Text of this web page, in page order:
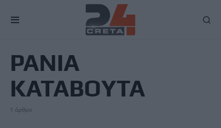
ΡΑΝΙΑ
ΚΑΤΑΒΟΥΤΑ
1 άρθρο